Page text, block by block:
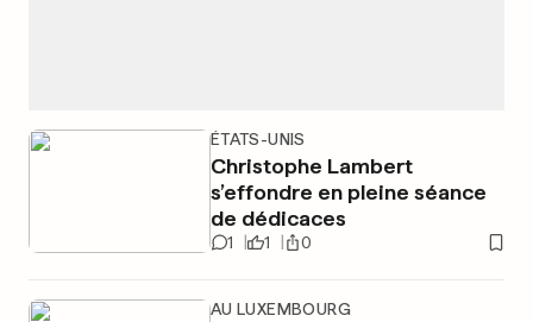
ÉTATS-UNIS
Christophe Lambert
s’effondre en pleine séance
de dédicaces
1 1 0
AU LUXEMBOURG